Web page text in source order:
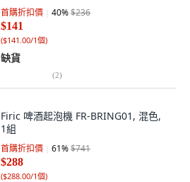
首購折扣價 40%$236
$141
($141.00/1個)
缺貨
(2)
Firic 啤酒起泡機 FR-BRING01, 混色,
1組
首購折扣價 61%$741
$288
($288.00/1個)